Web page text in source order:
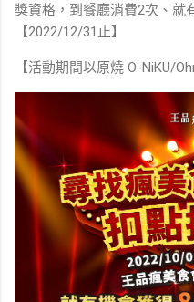
獎資格，到餐廳消費2次、就
【2022/12/31止】
【活動期間以原燒 O-NiKU/